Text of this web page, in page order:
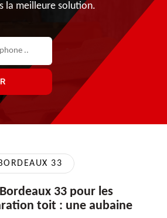
la meilleure solution.
33
33 pour les
toit : une aubaine